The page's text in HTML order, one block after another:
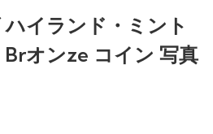
イランド・ミント
Brオンze コイン 写真